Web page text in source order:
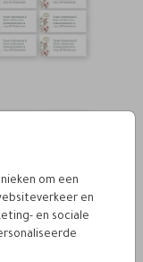
om een
en
en sociale